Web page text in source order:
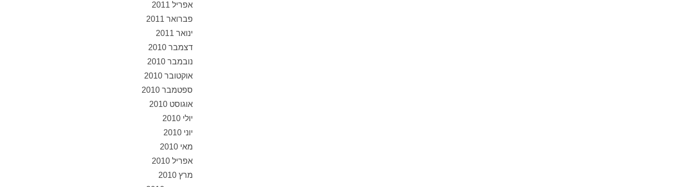
אפריל 2011
פברואר 2011
ינואר 2011
דצמבר 2010
נובמבר 2010
אוקטובר 2010
ספטמבר 2010
אוגוסט 2010
יולי 2010
יוני 2010
מאי 2010
אפריל 2010
מרץ 2010